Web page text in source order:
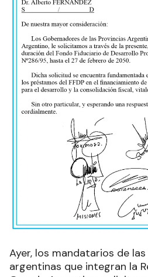
Ayer, los mandatarios de
argentinas que integran la